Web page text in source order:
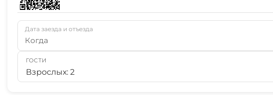
Дата заезда и отъезда
Когда
ГОСТИ
Взрослых: 2